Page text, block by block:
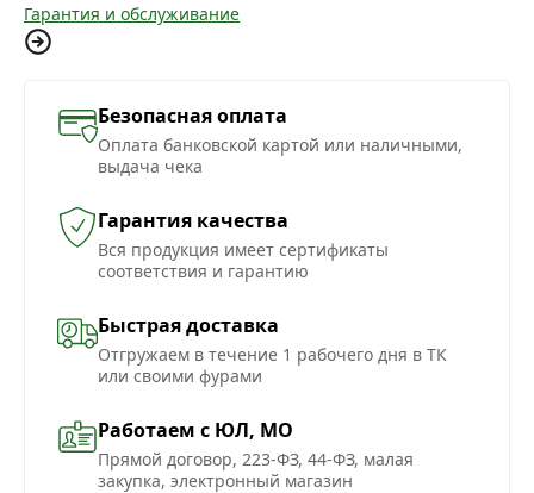
Гарантия и обслуживание
Безопасная оплата
Оплата банковской картой или наличными,
выдача чека
Гарантия качества
Вся продукция имеет сертификаты
соответствия и гарантию
Быстрая доставка
Отгружаем в течение 1 рабочего дня в ТК
или своими фурами
Работаем с ЮЛ, МО
Прямой договор, 223-ФЗ, 44-ФЗ, малая
закупка, электронный магазин